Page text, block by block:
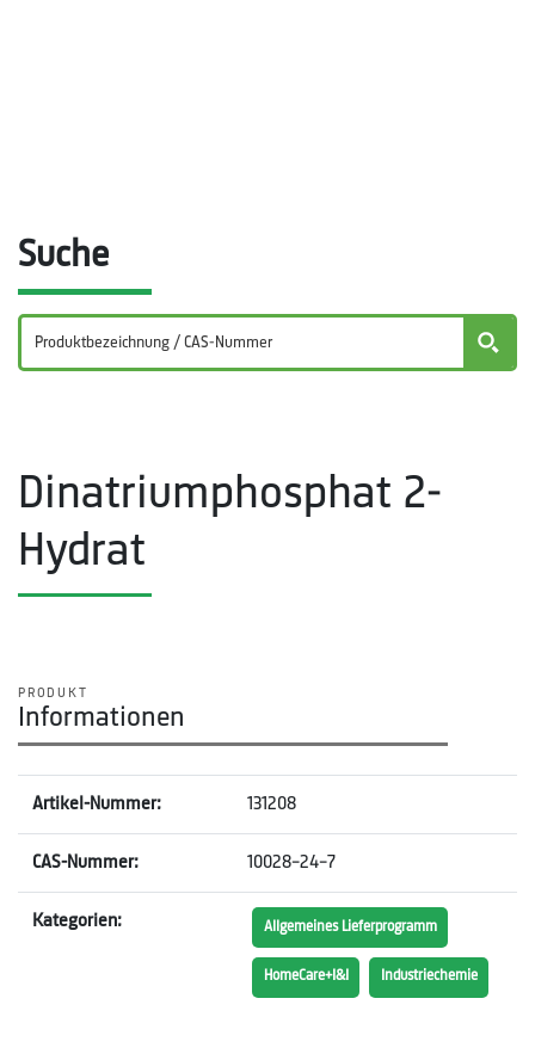
Suche
Dinatriumphosphat 2-
Hydrat
PRODUKT
Informationen
Artikel-Nummer: 131208
CAS-Nummer: 10028-24-7
Kategorien: Allgemeines Lieferprogramm
HomeCare+I&I Industriechemie